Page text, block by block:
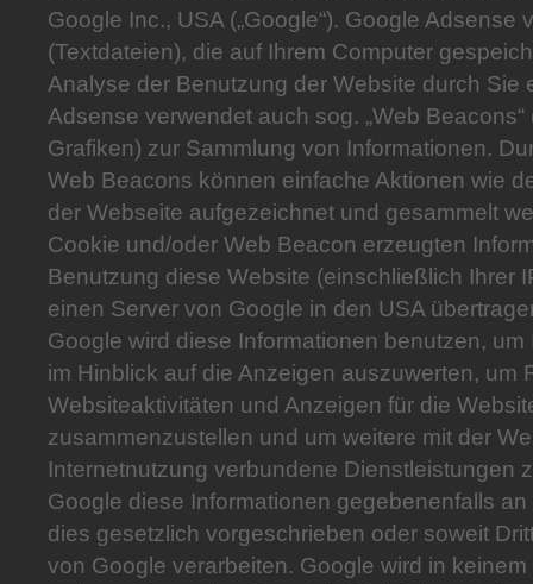
Google Inc., USA („Google“). Google Adsense
(Textdateien), die auf Ihrem Computer
Analyse der Benutzung der Website durch Sie
Adsense verwendet auch sog. „Web
Grafiken) zur Sammlung von Informationen.
Web Beacons können einfache Aktionen wie
der Webseite aufgezeichnet und gesammelt
Cookie und/oder Web Beacon erzeugten
Benutzung diese Website (einschließlich Ihrer
einen Server von Google in den USA
Google wird diese Informationen benutzen,
im Hinblick auf die Anzeigen auszuwerten, um
Websiteaktivitäten und Anzeigen für die
zusammenzustellen und um weitere mit der
Internetnutzung verbundene Dienstleistungen
Google diese Informationen gegebenenfalls
dies gesetzlich vorgeschrieben oder soweit
von Google verarbeiten. Google wird in